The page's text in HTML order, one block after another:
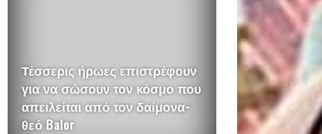
Τέσσερις ήρωες επιστρέφουν
για να σώσουν τον κόσμο που
απειλείται από τον δαίμονα-
θεό Balor